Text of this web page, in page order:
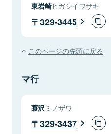
東岩崎ヒガシイワザキ
329-3445
このページの先頭に戻る
マ行
蓑沢 ミノザワ
329-3437